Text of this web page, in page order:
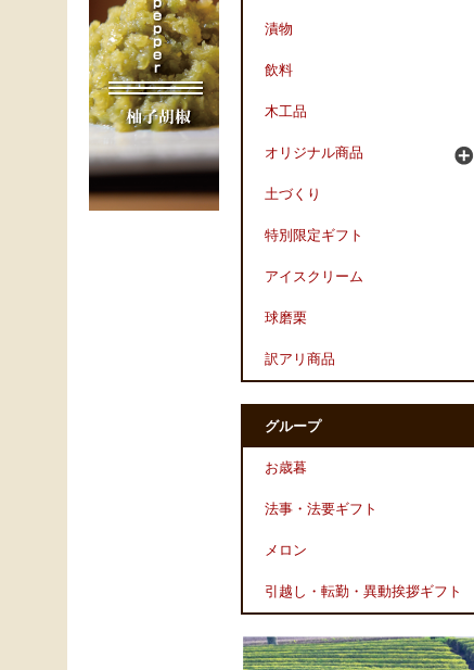
漬物
飲料
木工品
オリジナル商品
土づくり
特別限定ギフト
アイスクリーム
球磨栗
訳アリ商品
グループ
お歳暮
法事・法要ギフト
メロン
引越し・転勤・異動挨拶ギフト